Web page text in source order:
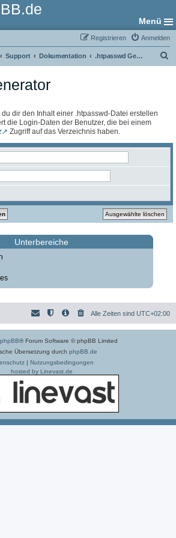
Menü
Anmelden
Registrieren
Support Dokumentation .htpasswd Generator
dir den Inhalt einer .htpasswd-Datei erstellen
die Login-Daten der Benutzer, die bei einem
Zugriff auf das Verzeichnis haben.
Unterbereiche
Alle Zeiten sind UTC+02:00
phpBB® Forum Software © phpBB Limited
Übersetzung durch phpBB.de
|
Nutzungsbedingungen
hosted by Linevast.de